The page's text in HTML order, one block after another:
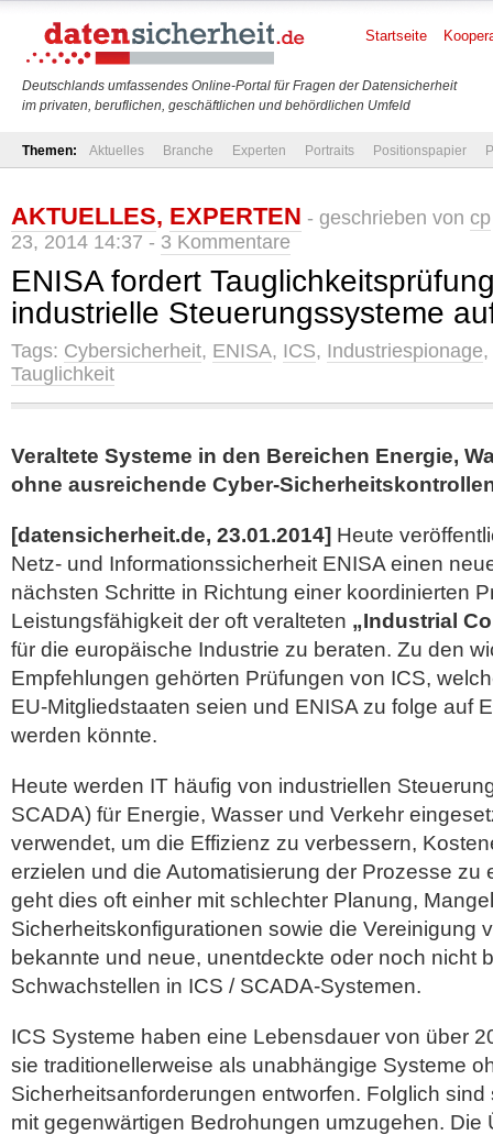
Deutschlands umfassendes Online-Portal für Fragen der Datensicherheit
im privaten, beruflichen, geschäftlichen und behördlichen Umfeld
Startseite
Themen: Aktuelles Branche Experten Portraits Positionspapier
AKTUELLES, EXPERTEN - geschrieben von cp
23, 2014 14:37 - 3 Kommentare
ENISA fordert
industrielle Steuerungssysteme
Tags: Cybersicherheit, ENISA, ICS, Industriespionage,
Tauglichkeit
Veraltete Systeme in den Bereichen Energie,
ohne ausreichende Cyber-
[datensicherheit.de, 23.01.2014] Heute
Netz- und Informationssicherheit ENISA einen
nächsten Schritte in Richtung einer koordinierten
Leistungsfähigkeit der oft veralteten „Industrial
für die europäische Industrie zu beraten. Zu den
Empfehlungen gehörten Prüfungen von ICS,
EU-Mitgliedstaaten seien und ENISA zu folge auf
werden könnte.
Heute werden IT häufig von industriellen
SCADA) für Energie, Wasser und Verkehr
verwendet, um die Effizienz zu verbessern,
erzielen und die Automatisierung der Prozesse zu
geht dies oft einher mit schlechter Planung,
Sicherheitskonfigurationen sowie die Vereinigung
bekannte und neue, unentdeckte oder noch nicht
Schwachstellen in ICS / SCADA-Systemen.
ICS Systeme haben eine Lebensdauer von über
sie traditionellerweise als unabhängige Systeme
Sicherheitsanforderungen entworfen. Folglich
mit gegenwärtigen Bedrohungen umzugehen. Die